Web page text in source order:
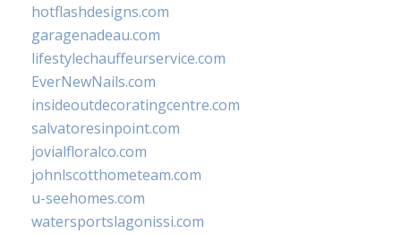
hotflashdesigns.com
garagenadeau.com
lifestylechauffeurservice.com
EverNewNails.com
insideoutdecoratingcentre.com
salvatoresinpoint.com
jovialfloralco.com
johnlscotthometeam.com
u-seehomes.com
watersportslagonissi.com